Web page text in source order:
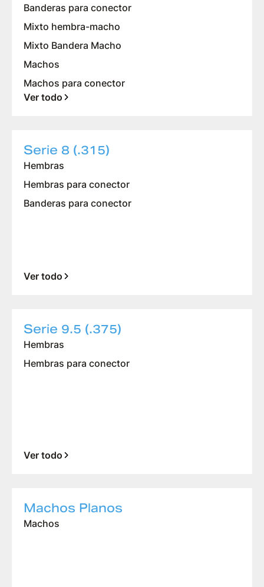
Banderas para conector
Mixto hembra-macho
Mixto Bandera Macho
Machos
Machos para conector
Ver todo
Serie 8 (.315)
Hembras
Hembras para conector
Banderas para conector
Ver todo
Serie 9.5 (.375)
Hembras
Hembras para conector
Ver todo
Machos Planos
Machos